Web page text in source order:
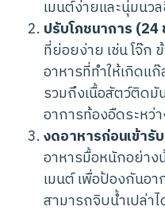
เมนต์ง่ายและนุ่มนว
ปรับโภชนาการ (24
ที่ย่อยง่าย เช่น โจ๊ก
อาหารที่ทำให้เกิดแ
รวมถึงเนื้อสัตว์ติดมั
อาการท้องอืดระหว่
งดอาหารก่อนเข้ารั
อาหารมื้อหนักอย่าง
เมนต์ เพื่อป้องกันอ
สามารถจิบน้ำเปล่า